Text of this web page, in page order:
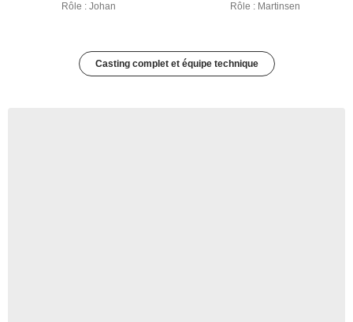
Rôle : Johan Rôle : Martinsen
Casting complet et équipe technique